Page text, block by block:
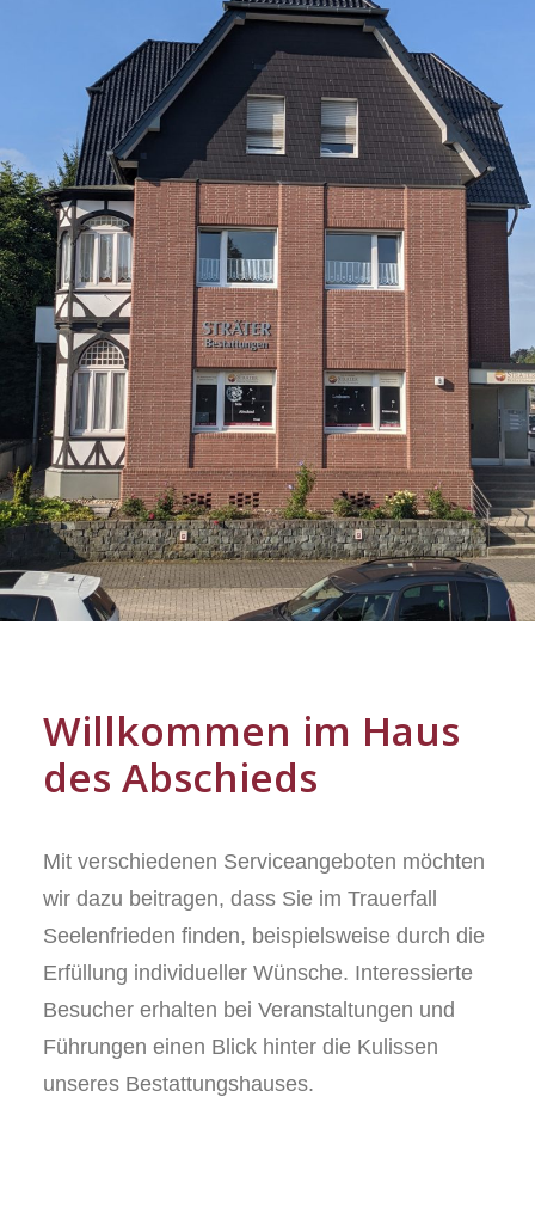
Willkommen im Haus
des Abschieds
Mit verschiedenen Serviceangeboten möchten
wir dazu beitragen, dass Sie im Trauerfall
Seelenfrieden finden, beispielsweise durch die
Erfüllung individueller Wünsche. Interessierte
Besucher erhalten bei Veranstaltungen und
Führungen einen Blick hinter die Kulissen
unseres Bestattungshauses.